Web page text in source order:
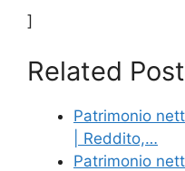
]
Related
Patrimonio
| Reddito,…
Patrimonio